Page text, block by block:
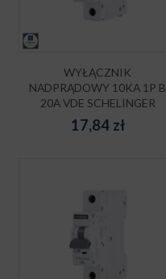
WYŁĄCZNIK
NADPRĄDOWY 10KA 1P B
20A VDE SCHELINGER
17,84zł